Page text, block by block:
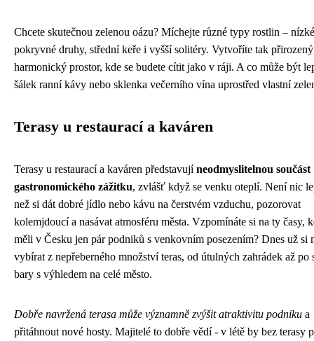
Chcete skutečnou zelenou oázu? Míchejte různé typy rostlin – nízké
pokryvné druhy, střední keře i vyšší solitéry. Vytvoříte tak
harmonický prostor, kde se budete cítit jako v ráji. A co může být
šálek ranní kávy nebo sklenka večerního vína uprostřed vlastní
Terasy u restaurací a kaváren
Terasy u restaurací a kaváren představujíneodmyslitelnou součást
gastronomického zážitku, zvlášť když se venku oteplí. Není nic
než si dát dobré jídlo nebo kávu na čerstvém vzduchu, pozorovat
kolemjdoucí a nasávat atmosféru města. Vzpomínáte si na ty časy,
měli v Česku jen pár podniků s venkovním posezením? Dnes už si
vybírat z nepřeberného množství teras, od útulných zahrádek až po
bary s výhledem na celé město.
Dobře navržená terasa může významně zvýšit atraktivitu podniku a
přitáhnout nové hosty. Majitelé to dobře vědí - v létě by bez terasy